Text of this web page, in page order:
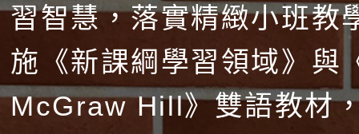
習智慧，落實精緻小班教
施《新課綱學習領域》與
McGraw Hill》雙語教材